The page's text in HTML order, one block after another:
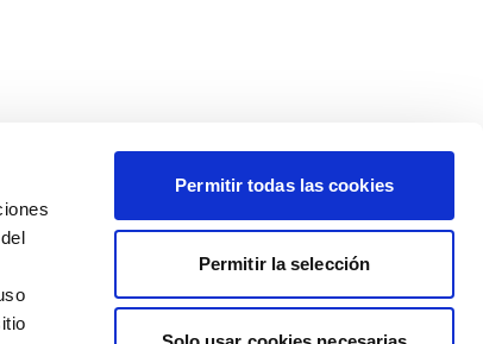
Permitir todas las cookies
Permitir la selección